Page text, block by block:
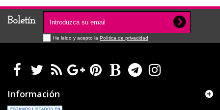
Boletín
He leido y acepto la Política de privacidad
Información